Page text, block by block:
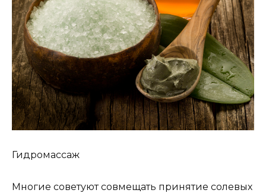
Гидромассаж
Многие советуют совмещать принятие солевых